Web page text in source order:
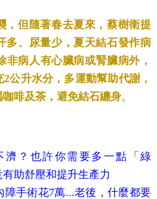
，但隨著春去夏來，蔡樹衛提
多、尿量少，夏天結石發作病
非病人有心臟病或腎臟病外，
公升水分，多運動幫助代謝，
啡及茶，避免結石纏身。
濟？也許你需要多一點「綠
助舒壓和提升生產力
障手術花7萬...老後，什麼都要